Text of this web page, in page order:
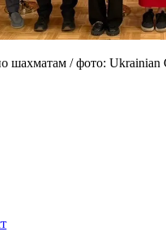
шахматам / фото: Ukrainian